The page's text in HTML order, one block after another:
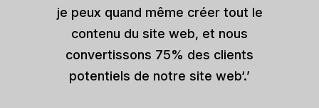
je peux quand même créer tout le
contenu du site web, et nous
convertissons 75% des clients
potentiels de notre site web‘.’